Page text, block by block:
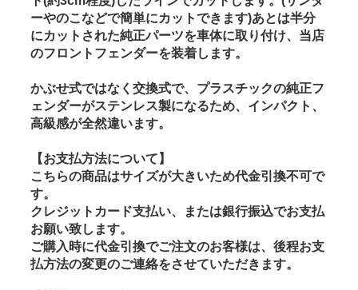
ーやのこなどで簡単にカットできます)あとは半分
にカットされた純正パーツを車体に取り付け、当店
のフロントフェンダーを装着します。
かぶせ式ではなく交換式で、プラスチックの純正フ
ェンダーがステンレス製になるため、インパクト、
高級感が全然違います。
【お支払方法について】
こちらの商品はサイズが大きいため代金引換不可で
す。
クレジットカード支払い、または銀行振込でお支払
お願い致します。
ご購入時に代金引換でご注文のお客様は、後程お支
払方法の変更のご連絡をさせていただきます。